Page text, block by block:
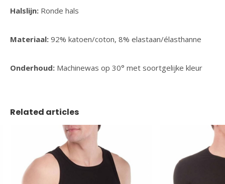
Halslijn: Ronde hals
Materiaal: 92% katoen/coton, 8% elastaan/élasthanne
Onderhoud: Machinewas op 30° met soortgelijke kleur
Related articles